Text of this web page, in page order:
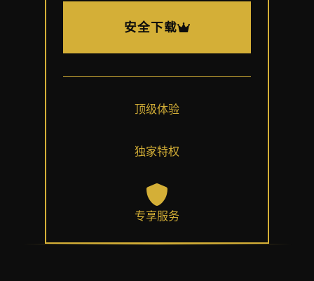
安全下载
顶级体验
独家特权
专享服务